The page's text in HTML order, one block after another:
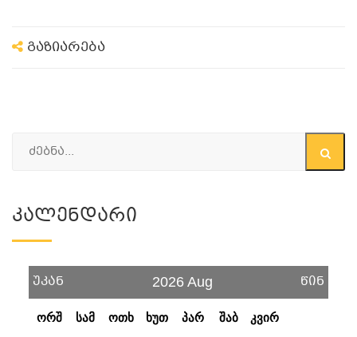
გაზიარება
Კალენდარი
უკან 2026 Aug წინ
ორშ სამ ოთხ ხუთ პარ შაბ კვირ